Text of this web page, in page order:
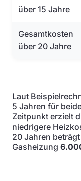
über 15 Jahre
Gesamtkosten
über 20 Jahre
Laut
5 Jahren für
Zeitpunkt erzielt
niedrigere
20 Jahren
Gasheizung